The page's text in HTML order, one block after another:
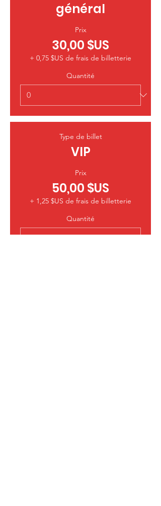
général
Prix
30,00 $US
+ 0,75 $US de frais de billetterie
Quantité
Type de billet
VIP
Prix
50,00 $US
+ 1,25 $US de frais de billetterie
Quantité